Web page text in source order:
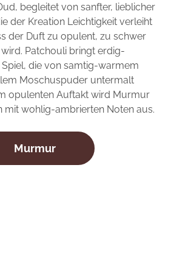
begleitet von sanfter, lieblicher
der Kreation Leichtigkeit verleiht
der Duft zu opulent, zu schwer
Patchouli bringt erdig-
Spiel, die von samtig-warmem
Moschuspuder untermalt
opulenten Auftakt wird Murmur
mit wohlig-ambrierten Noten aus.
Murmur